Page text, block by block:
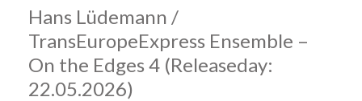
Hans Lüdemann /
TransEuropeExpress Ensemble –
On the Edges 4 (Releaseday:
22.05.2026)